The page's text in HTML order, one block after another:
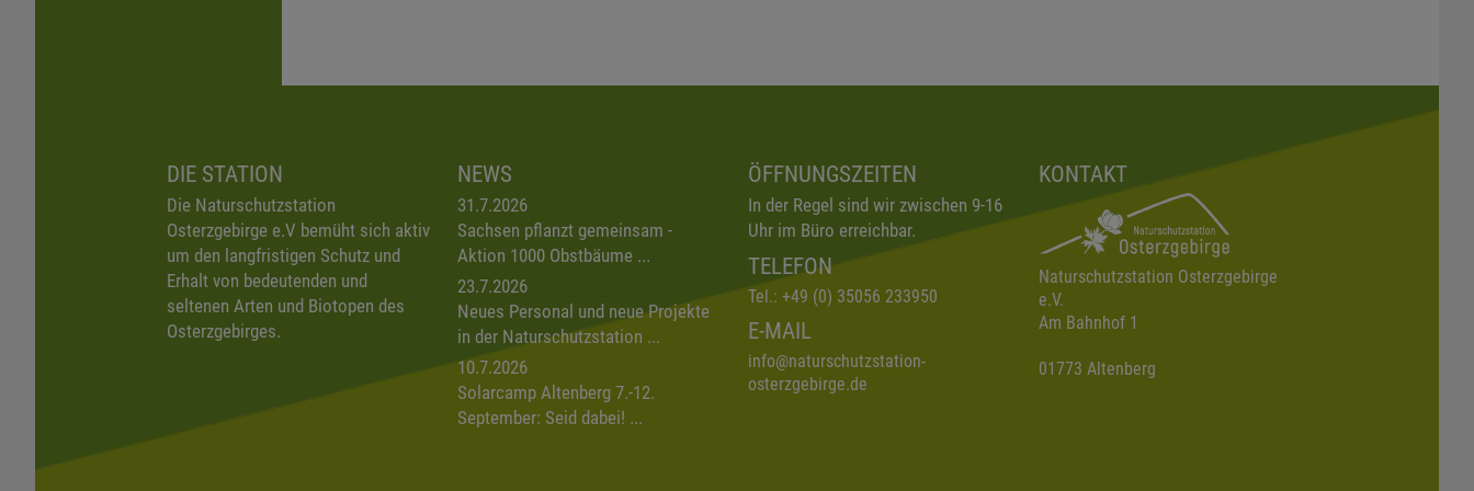
DIE STATION
Die Naturschutzstation
Osterzgebirge e.V bemüht sich aktiv
um den langfristigen Schutz und
Erhalt von bedeutenden und
seltenen Arten und Biotopen des
Osterzgebirges.
NEWS
31.7.2026
Sachsen pflanzt gemeinsam -
Aktion 1000 Obstbäume ...
23.7.2026
Neues Personal und neue Projekte
in der Naturschutzstation ...
10.7.2026
Solarcamp Altenberg 7.-12.
September: Seid dabei! ...
ÖFFNUNGSZEITEN
In der Regel sind wir zwischen 9-16
Uhr im Büro erreichbar.
TELEFON
Tel.: +49 (0) 35056 233950
E-MAIL
info@naturschutzstation-
osterzgebirge.de
KONTAKT
Naturschutzstation Osterzgebirge
e.V.
Am Bahnhof 1
01773 Altenberg